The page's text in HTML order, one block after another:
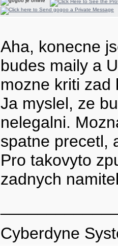
Aha, konecne
budes maily a
mozne kriti zad
Ja myslel, ze
nelegalni.
spatne precetl,
Pro takovyto
zadnych
Cyberdyne